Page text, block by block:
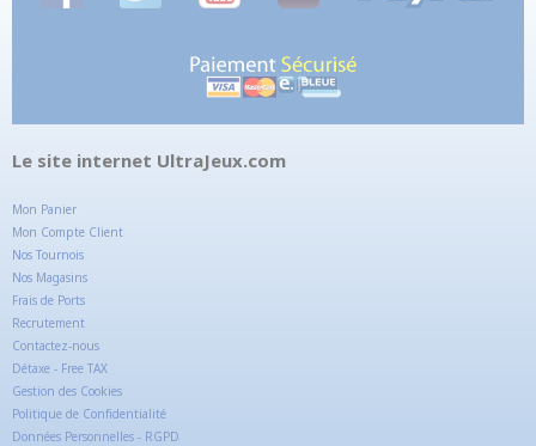
Le site internet UltraJeux.com
Mon Panier
Mon Compte Client
Nos Tournois
Nos Magasins
Frais de Ports
Recrutement
Contactez-nous
Détaxe - Free TAX
Gestion des Cookies
Politique de Confidentialité
Données Personnelles - RGPD